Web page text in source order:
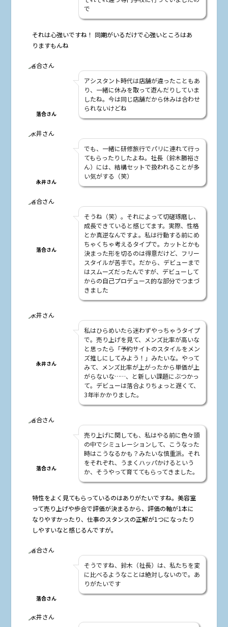
で
――それは心強いですね！ 同期がいるだけで心強いところはあ
りますもんね
落合さん
アシスタント時代は店舗が違ったこともあ
り、一緒に休みを取って遊んだりしていま
したね。今は同じ店舗だから休みは合わせ
られないけどね
永井さん
でも、一緒に研修旅行でパリに連れて行っ
てもらったりしたよね。社長（鈴木勝裕さ
ん）には、結構セットで扱われることが多
い気がする（笑）
落合さん
そうね（笑）。それによって切磋琢磨し、
成長できていると感じてます。実際、性格
とか真逆なんですよ。私は行動する前にめ
ちゃくちゃ考えるタイプで。カットとかも
決まった形を切るのは得意だけど、フリー
スタイルが苦手で。だから、デビューまで
はスムーズだったんですが、デビューして
からの自己プロデュース的な部分でつまづ
きました
永井さん
私はひらめいたら迷わずやっちゃうタイプ
で。売り上げを見て、メンズ比率が高いな
と思ったら「予約サイトのスタイルをメン
ズ推しにしてみよう！」みたいな。やって
みて、メンズ比率が上がったから単価が上
がらないな……、と新しい課題にぶつかっ
て。デビューは落合よりちょっと遅くて、
3年半かかりました。
落合さん
売り上げに関しても、私はやる前に色々頭
の中でシミュレーションして、こうなった
時はこうなるかも？みたいな慎重派。それ
をそれぞれ、うまくハッパかけるという
か、そうやって育ててもらってきました。
――特性をよく見てもらっているのはありがたいですね。美容室
って売り上げや歩合で評価が決まるから、評価の軸が1本に
なりやすかったり、仕事のスタンスの正解が1つになったり
しやすいなと感じるんですが。
落合さん
そうですね、鈴木（社長）は、私たちを変
に比べるようなことは絶対しないので。あ
りがたいです